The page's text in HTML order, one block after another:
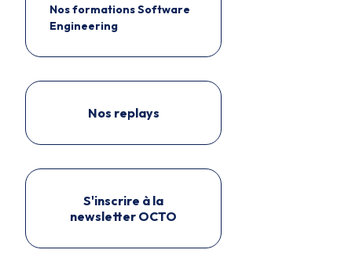
Nos formations Software
Engineering
Nos replays
S'inscrire à la
newsletter OCTO